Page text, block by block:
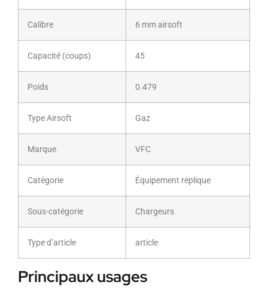
Calibre 6 mm airsoft
Capacité (coups) 45
Poids 0.479
Type Airsoft Gaz
Marque VFC
Catégorie Équipement réplique
Sous-catégorie Chargeurs
Type d’article article
Principaux usages